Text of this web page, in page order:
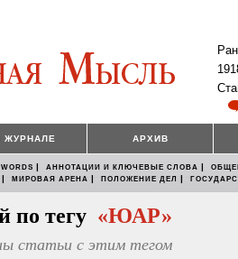
ЖУРНАЛЕ АРХИВ
| АННОТАЦИИ И КЛЮЧЕВЫЕ СЛОВА |
| МИРОВАЯ АРЕНА | ПОЛОЖЕНИЕ ДЕЛ |
по тегу «ЮАР»
статьи с этим тегом